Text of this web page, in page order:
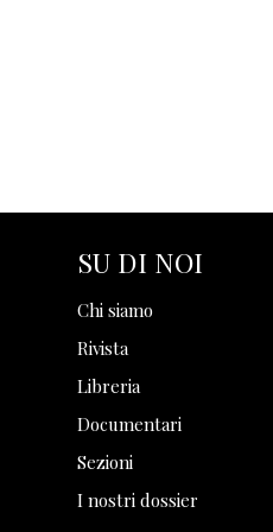
SU DI NOI
Chi siamo
Rivista
Libreria
Documentari
Sezioni
I nostri dossier